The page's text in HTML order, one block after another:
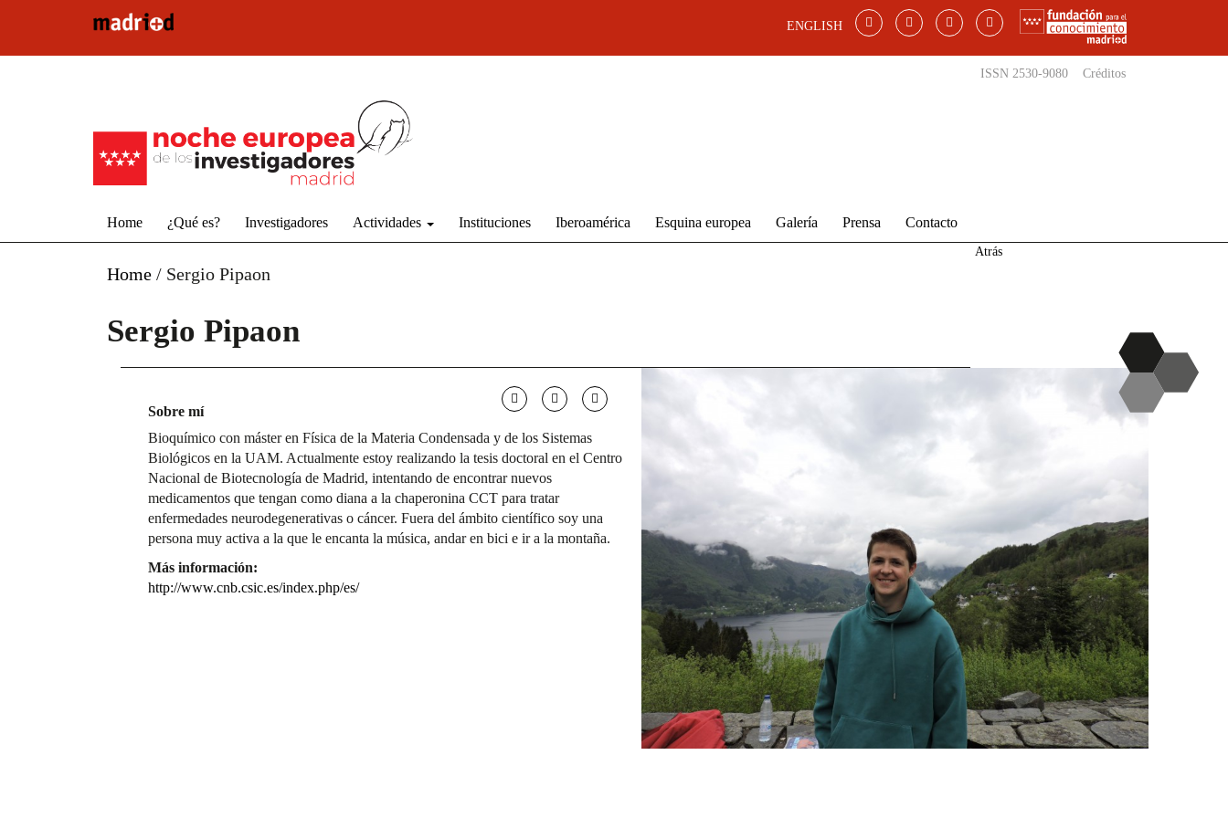
ENGLISH
ISSN 2530-9080 Créditos
Home ¿Qué es? Investigadores Actividades Instituciones Iberoamérica Esquina europea Galería Prensa Contacto
Home / Sergio Pipaon
Atrás
Sergio Pipaon
Sobre mí
Bioquímico con máster en Física de la Materia Condensada y de los Sistemas
Biológicos en la UAM. Actualmente estoy realizando la tesis doctoral en el Centro
Nacional de Biotecnología de Madrid, intentando de encontrar nuevos
medicamentos que tengan como diana a la chaperonina CCT para tratar
enfermedades neurodegenerativas o cáncer. Fuera del ámbito científico soy una
persona muy activa a la que le encanta la música, andar en bici e ir a la montaña.
Más información:
http://www.cnb.csic.es/index.php/es/